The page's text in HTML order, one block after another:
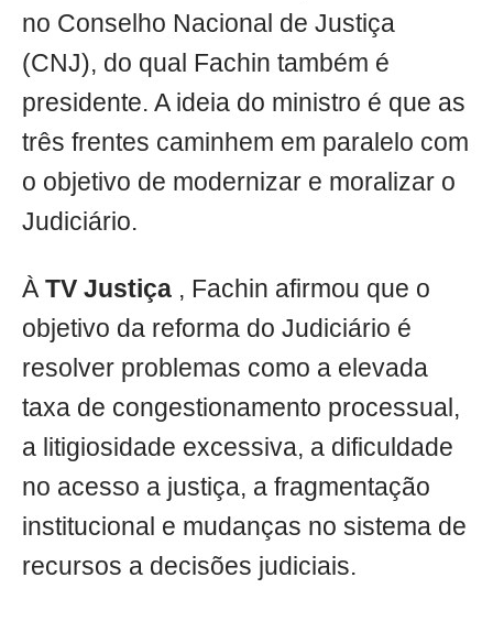
no Conselho Nacional de Justiça
(CNJ), do qual Fachin também é
presidente. A ideia do ministro é que as
três frentes caminhem em paralelo com
o objetivo de modernizar e moralizar o
Judiciário.
À TV Justiça , Fachin afirmou que o
objetivo da reforma do Judiciário é
resolver problemas como a elevada
taxa de congestionamento processual,
a litigiosidade excessiva, a dificuldade
no acesso a justiça, a fragmentação
institucional e mudanças no sistema de
recursos a decisões judiciais.